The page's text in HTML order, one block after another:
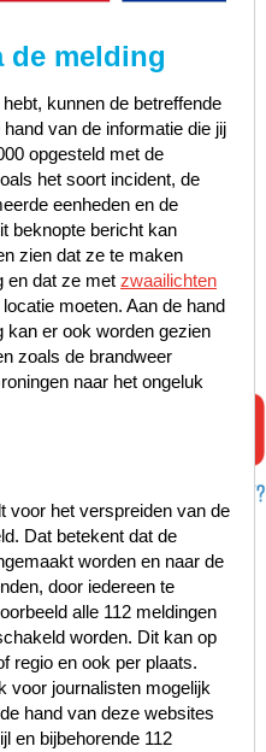
de melding
kunnen de betreffende
van de informatie die jij
opgesteld met de
het soort incident, de
eenheden en de
beknopte bericht kan
zien dat ze te maken
en dat ze met zwaailichten
moeten. Aan de hand
kan er ook worden gezien
zoals de brandweer
naar het ongeluk
voor het verspreiden van de
Dat betekent dat de
worden en naar de
door iedereen te
alle 112 meldingen
worden. Dit kan op
regio en ook per plaats.
voor journalisten mogelijk
hand van deze websites
en bijbehorende 112